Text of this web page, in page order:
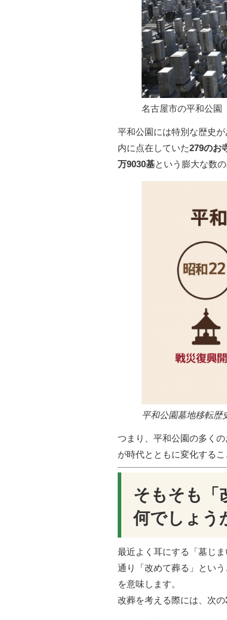
名古屋市の平和公園
平和公園には特別な歴史
内に点在していた279のお
万9030基という膨大な数
平和公園墓地移転歴
つまり、平和公園の多く
が時代とともに変化する
そもそも「
何でしょう
最近よく耳にする「墓じ
通り「改めて葬る」とい
を意味します。
改葬を考える際には、次の